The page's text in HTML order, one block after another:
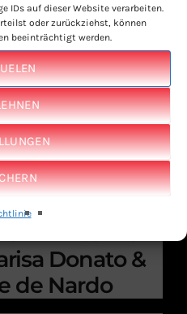
IDs auf dieser Website verarbeiten.
oder zurückziehst, können
beeinträchtigt werden.
(ZOUFALL)
– Marisa
Ci credo
The last
– Deel 1
Donato &
de Nardo